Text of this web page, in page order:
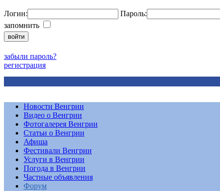
Логин:
Пароль:
запомнить
забыли пароль?
регистрация
Новости Венгрии
Видео о Венгрии
Фотогалерея Венгрии
Статьи о Венгрии
Афиша
Фестивали Венгрии
Услуги в Венгрии
Погода в Венгрии
Частные объявления
Форум